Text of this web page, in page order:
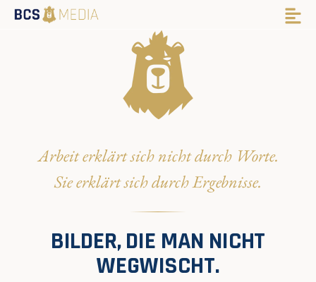
Arbeit erklärt sich nicht durch Worte.
Sie erklärt sich durch Ergebnisse.
BILDER, DIE MAN NICHT
WEGWISCHT.